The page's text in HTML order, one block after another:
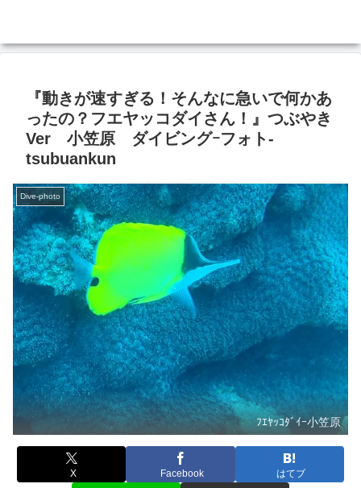
『動きが速すぎる！そんなに急いで何かあ
ったの？フエヤッコダイさん！』つぶやき
Ver 小笠原 ダイビングｰフォト‐
tsubuankun
Dive-photo
ﾌｴﾔｯｺﾀﾞｲｰ小笠原
X Facebook はてブ